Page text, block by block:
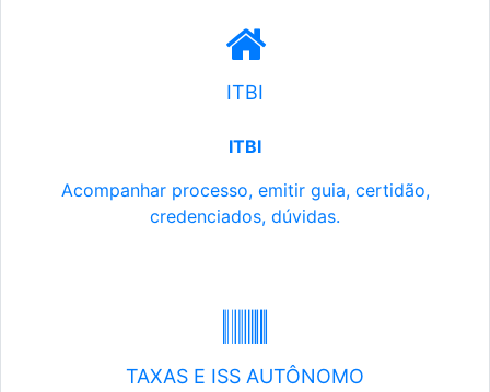
ITBI
ITBI
Acompanhar processo, emitir guia, certidão,
credenciados, dúvidas.
TAXAS E ISS AUTÔNOMO